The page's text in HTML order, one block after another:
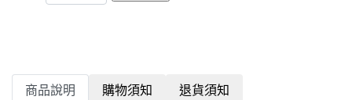
商品說明 購物須知 退貨須知